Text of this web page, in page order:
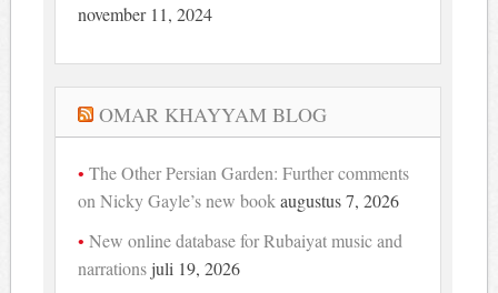
november 11, 2024
OMAR KHAYYAM BLOG
The Other Persian Garden: Further comments
on Nicky Gayle’s new book augustus 7, 2026
New online database for Rubaiyat music and
narrations juli 19, 2026